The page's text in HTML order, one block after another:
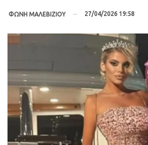
ΦΩΝΗ ΜΑΛΕΒΙΖΙΟΥ 27/04/2026 19:58